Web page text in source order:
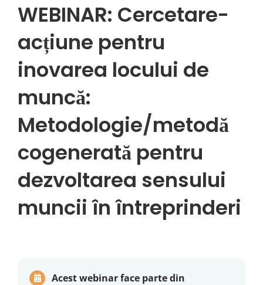
WEBINAR: Cercetare-
acțiune pentru
inovarea locului de
muncă:
Metodologie/metodă
cogenerată pentru
dezvoltarea sensului
muncii în întreprinderi
Acest webinar face parte din